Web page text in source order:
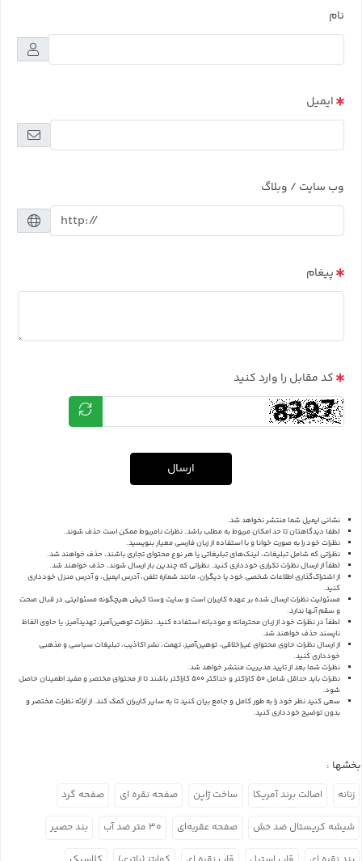
نام
ایمیل
وب سایت / وبلاگ
پیغام
کد مقابل را وارد کنید
ارسال
نشانی ایمیل شما منتشر نخواهد شد.
لطفا دیدگاهتان تا حد امکان مربوط به مطلب باشد. نظرات نامربوط ممکن است حذف شوند.
نظرات خود را به صورت خوانا و با استفاده از زبان فارسی معیار بنویسید.
نظراتی که شامل تبلیغات، لینک‌های تبلیغاتی یا هر نوع محتوای تجاری باشند، حذف خواهند شد.
لطفاً از ارسال نظرات تکراری خودداری کنید. نظراتی که چندین بار ارسال شوند، حذف خواهند شد.
از اشتراک‌گذاری اطلاعات شخصی خود یا دیگران، مانند شماره تلفن، آدرس ایمیل، و آدرس منزل خودداری
کنید.
مسئولیت نظرات ارسال شده بر عهده کاربران است و سایت وستا کیش هیچگونه مسئولیتی در قبال صحت
و سقم آنها ندارد.
لطفاً در نظرات خود از زبان محترمانه و مودبانه استفاده کنید. نظرات توهین‌آمیز، تهدیدآمیز، یا حاوی الفاظ
ناپسند حذف خواهند شد.
از ارسال نظرات حاوی محتوای غیراخلاقی، توهین‌آمیز، تهمت، نشر اکاذیب، تبلیغات سیاسی و مذهبی
خودداری کنید.
نظرات شما بعد از تایید مدیریت منتشر خواهد شد.
نظرات باید حداقل شامل 50 کاراکتر و حداکثر 500 کاراکتر باشند تا از محتوای مختصر و مفید اطمینان حاصل
شود.
سعی کنید نظر خود را به طور کامل و جامع بیان کنید تا به سایر کاربران کمک کند.از ارائه نظرات مختصر و
بدون توضیح خودداری کنید.
بخشها :
زنانه اصالت برند آمریکا ساخت ژاپن صفحه نقره ای صفحه گرد
شیشه کریستال ضد خش صفحه عقربه‌ای ۳۰ متر ضد آب بند حصیر